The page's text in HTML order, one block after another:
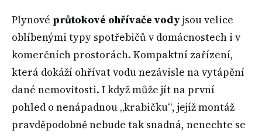
Plynové průtokové ohřívače vody jsou velice
oblíbenými typy spotřebičů v domácnostech i v
komerčních prostorách. Kompaktní zařízení,
která dokáží ohřívat vodu nezávisle na vytápění
dané nemovitosti. I když může jít na první
pohled o nenápadnou „krabičku“, jejíž montáž
pravděpodobně nebude tak snadná, nenechte se